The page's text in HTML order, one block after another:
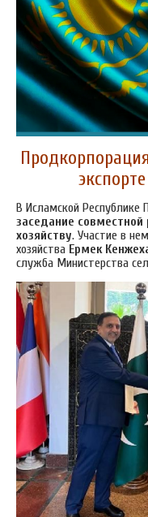
В Исламской Республике
заседание совместной
хозяйству. Участие в
хозяйства Ермек
служба Министерства